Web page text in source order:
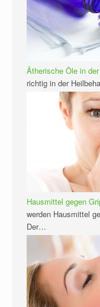
Ätherische Öle in
richtig in der
Hausmittel gegen
werden Hausmittel
Der…